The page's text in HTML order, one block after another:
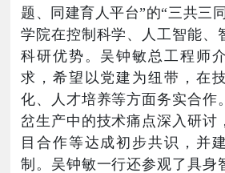
题、同建育人平台”的“三共三
学院在控制科学、人工智能、
科研优势。吴钟敏总工程师
求，希望以党建为纽带，在
化、人才培养等方面务实合作
岔生产中的技术痛点深入研讨
目合作等达成初步共识，并
制。吴钟敏一行还参观了具身